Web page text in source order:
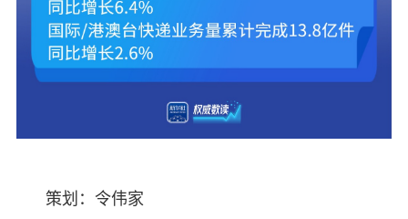
策划：令伟家